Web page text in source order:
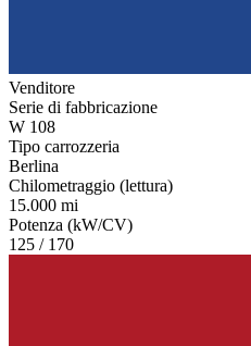
Venditore
Serie di fabbricazione
W 108
Tipo carrozzeria
Berlina
Chilometraggio (lettura)
15.000 mi
Potenza (kW/CV)
125 / 170